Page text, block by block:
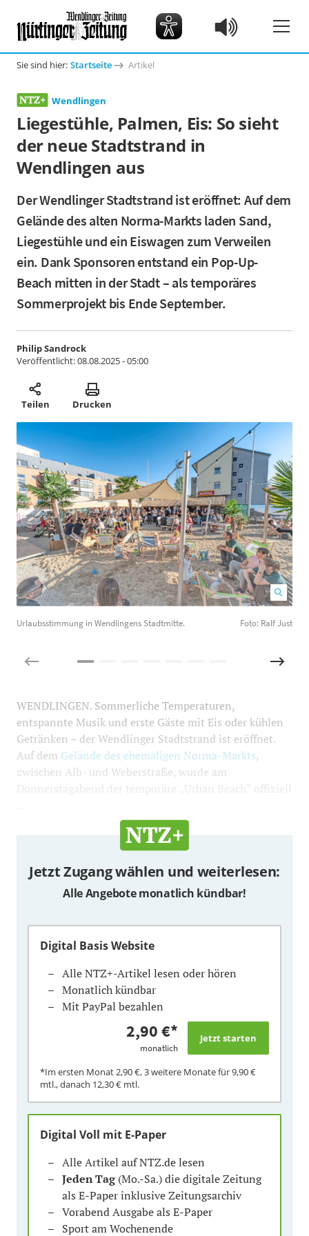
Sie sind hier: Startseite Artikel
Wendlingen
Liegestühle, Palmen, Eis: So sieht
der neue Stadtstrand in
Wendlingen aus
Der Wendlinger Stadtstrand ist eröffnet: Auf dem
Gelände des alten Norma-Markts laden Sand,
Liegestühle und ein Eiswagen zum Verweilen
ein. Dank Sponsoren entstand ein Pop-Up-
Beach mitten in der Stadt – als temporäres
Sommerprojekt bis Ende September.
Philip Sandrock
Veröffentlicht:08.08.2025 - 05:00
Teilen Drucken
Urlaubsstimmung in Wendlingens Stadtmitte. Foto: Ralf Just
WENDLINGEN. Sommerliche Temperaturen,
entspannte Musik und erste Gäste mit Eis oder kühlen
Getränken – der Wendlinger Stadtstrand ist eröffnet.
Auf dem Gelände des ehemaligen Norma-Markts,
zwischen Alb- und Weberstraße, wurde am
Donnerstagabend der temporäre „Urban Beach“ offiziell
Jetzt Zugang wählen und weiterlesen:
Alle Angebote monatlich kündbar!
Digital Basis Website
Alle NTZ+-Artikel lesen oder hören
Monatlich kündbar
Mit PayPal bezahlen
2,90 €*
monatlich
*Im ersten Monat2,90 €, 3 weitere Monate für9,90 €
mtl., danach 12,30 € mtl.
Digital Voll mit E-Paper
Alle Artikel auf NTZ.de lesen
Jeden Tag(Mo.-Sa.) die digitale Zeitung
als E-Paper inklusive Zeitungsarchiv
Vorabend Ausgabe als E-Paper
Sport am Wochenende